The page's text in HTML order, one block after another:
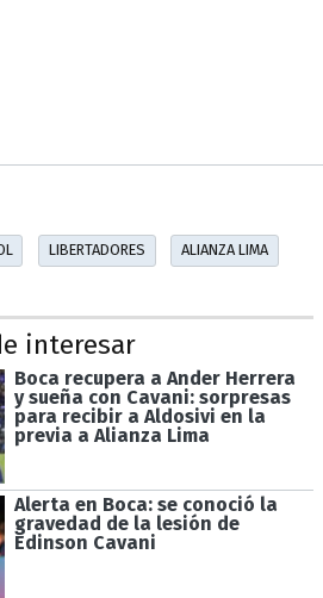
LIBERTADORES ALIANZA LIMA
interesar
Boca recupera a Ander Herrera
y sueña con Cavani: sorpresas
para recibir a Aldosivi en la
previa a Alianza Lima
Alerta en Boca: se conoció la
gravedad de la lesión de
Edinson Cavani